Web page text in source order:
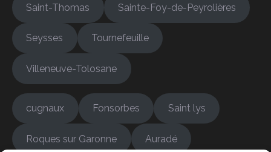
Saint-Thomas Sainte-Foy-de-Peyrolières
Seysses Tournefeuille
Villeneuve-Tolosane
cugnaux Fonsorbes Saint lys
Roques sur Garonne Auradé